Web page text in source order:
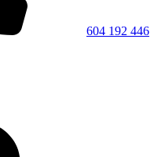
604 192 446